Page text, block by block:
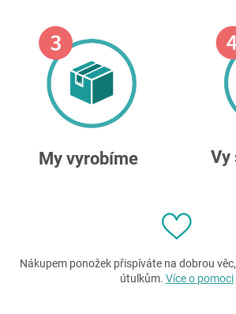
My vyrobíme Vy
Nákupem ponožek přispíváte na dobrou
útulkům. Více o pomoci